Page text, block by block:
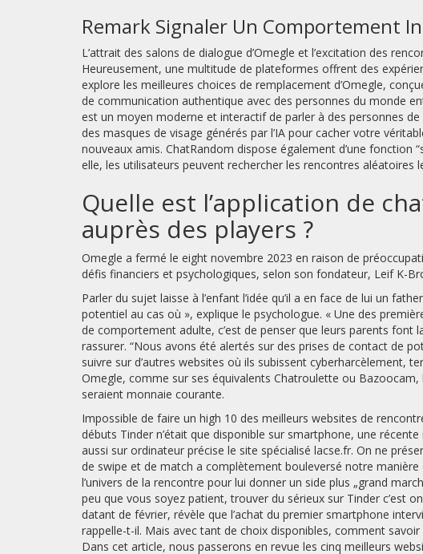
Remark Signaler Un Comportement
L’attrait des salons de dialogue d’Omegle et l’excitation des
Heureusement, une multitude de plateformes offrent des
explore les meilleures choices de remplacement d’Omegle,
de communication authentique avec des personnes du monde
est un moyen moderne et interactif de parler à des personnes
des masques de visage générés par l’IA pour cacher votre
nouveaux amis. ChatRandom dispose également d’une fonction
elle, les utilisateurs peuvent rechercher les rencontres aléatoires
Quelle est l’application de
auprès des players ?
Omegle a fermé le eight novembre 2023 en raison de
défis financiers et psychologiques, selon son fondateur, Leif K-
Parler du sujet laisse à l’enfant l’idée qu’il a en face de lui un
potentiel au cas où », explique le psychologue. « Une des
de comportement adulte, c’est de penser que leurs parents font
rassurer. “Nous avons été alertés sur des prises de contact de
suivre sur d’autres websites où ils subissent cyberharcèlement,
Omegle, comme sur ses équivalents Chatroulette ou
seraient monnaie courante.
Impossible de faire un high 10 des meilleurs websites de
débuts Tinder n’était que disponible sur smartphone, une
aussi sur ordinateur précise le site spécialisé lacse.fr. On ne
de swipe et de match a complètement bouleversé notre
l’univers de la rencontre pour lui donner un side plus „grand
peu que vous soyez patient, trouver du sérieux sur Tinder c’est
datant de février, révèle que l’achat du premier smartphone
rappelle-t-il. Mais avec tant de choix disponibles, comment
Dans cet article, nous passerons en revue les cinq meilleurs